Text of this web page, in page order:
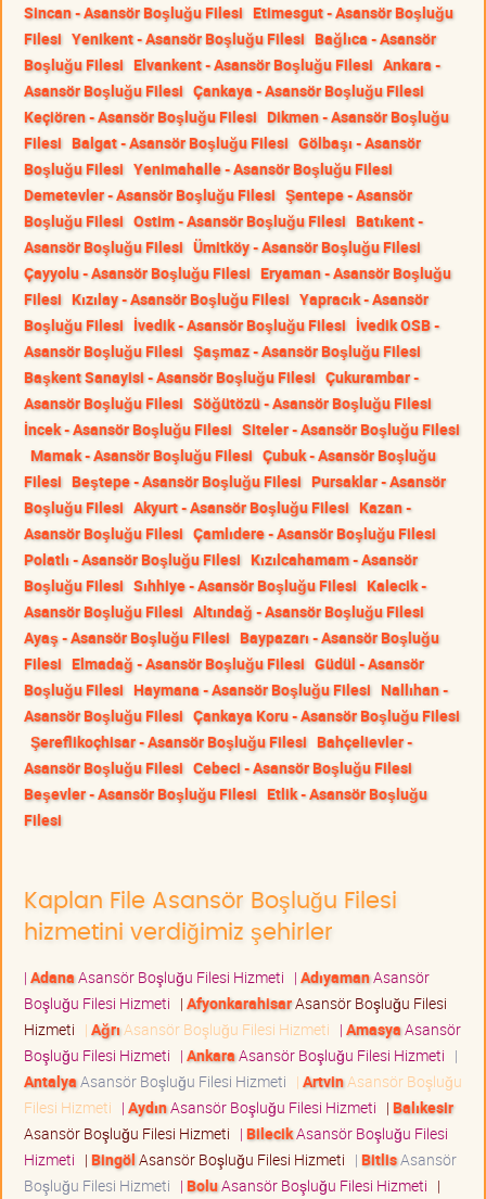
Sincan - Asansör Boşluğu Filesi Etimesgut - Asansör Boşluğu
Filesi Yenikent - Asansör Boşluğu Filesi Bağlıca - Asansör
Boşluğu Filesi Elvankent - Asansör Boşluğu Filesi Ankara -
Asansör Boşluğu Filesi Çankaya - Asansör Boşluğu Filesi
Keçiören - Asansör Boşluğu Filesi Dikmen - Asansör Boşluğu
Filesi Balgat - Asansör Boşluğu Filesi Gölbaşı - Asansör
Boşluğu Filesi Yenimahalle - Asansör Boşluğu Filesi
Demetevler - Asansör Boşluğu Filesi Şentepe - Asansör
Boşluğu Filesi Ostim - Asansör Boşluğu Filesi Batıkent -
Asansör Boşluğu Filesi Ümitköy - Asansör Boşluğu Filesi
Çayyolu - Asansör Boşluğu Filesi Eryaman - Asansör Boşluğu
Filesi Kızılay - Asansör Boşluğu Filesi Yapracık - Asansör
Boşluğu Filesi İvedik - Asansör Boşluğu Filesi İvedik OSB -
Asansör Boşluğu Filesi Şaşmaz - Asansör Boşluğu Filesi
Başkent Sanayisi - Asansör Boşluğu Filesi Çukurambar -
Asansör Boşluğu Filesi Söğütözü - Asansör Boşluğu Filesi
İncek - Asansör Boşluğu Filesi Siteler - Asansör Boşluğu Filesi
Mamak - Asansör Boşluğu Filesi Çubuk - Asansör Boşluğu
Filesi Beştepe - Asansör Boşluğu Filesi Pursaklar - Asansör
Boşluğu Filesi Akyurt - Asansör Boşluğu Filesi Kazan -
Asansör Boşluğu Filesi Çamlıdere - Asansör Boşluğu Filesi
Polatlı - Asansör Boşluğu Filesi Kızılcahamam - Asansör
Boşluğu Filesi Sıhhiye - Asansör Boşluğu Filesi Kalecik -
Asansör Boşluğu Filesi Altındağ - Asansör Boşluğu Filesi
Ayaş - Asansör Boşluğu Filesi Baypazarı - Asansör Boşluğu
Filesi Elmadağ - Asansör Boşluğu Filesi Güdül - Asansör
Boşluğu Filesi Haymana - Asansör Boşluğu Filesi Nallıhan -
Asansör Boşluğu Filesi Çankaya Koru - Asansör Boşluğu Filesi
Şereflikoçhisar - Asansör Boşluğu Filesi Bahçelievler -
Asansör Boşluğu Filesi Cebeci - Asansör Boşluğu Filesi
Beşevler - Asansör Boşluğu Filesi Etlik - Asansör Boşluğu
Filesi
Kaplan File Asansör Boşluğu Filesi
hizmetini verdiğimiz şehirler
| AdanaAsansör Boşluğu Filesi Hizmeti | AdıyamanAsansör
Boşluğu Filesi Hizmeti | AfyonkarahisarAsansör Boşluğu Filesi
Hizmeti | Ağrı Asansör Boşluğu Filesi Hizmeti | AmasyaAsansör
Boşluğu Filesi Hizmeti | AnkaraAsansör Boşluğu Filesi Hizmeti |
AntalyaAsansör Boşluğu Filesi Hizmeti | ArtvinAsansör Boşluğu
Filesi Hizmeti | AydınAsansör Boşluğu Filesi Hizmeti | Balıkesir
Asansör Boşluğu Filesi Hizmeti | BilecikAsansör Boşluğu Filesi
Hizmeti | BingölAsansör Boşluğu Filesi Hizmeti | BitlisAsansör
Boşluğu Filesi Hizmeti | BoluAsansör Boşluğu Filesi Hizmeti |